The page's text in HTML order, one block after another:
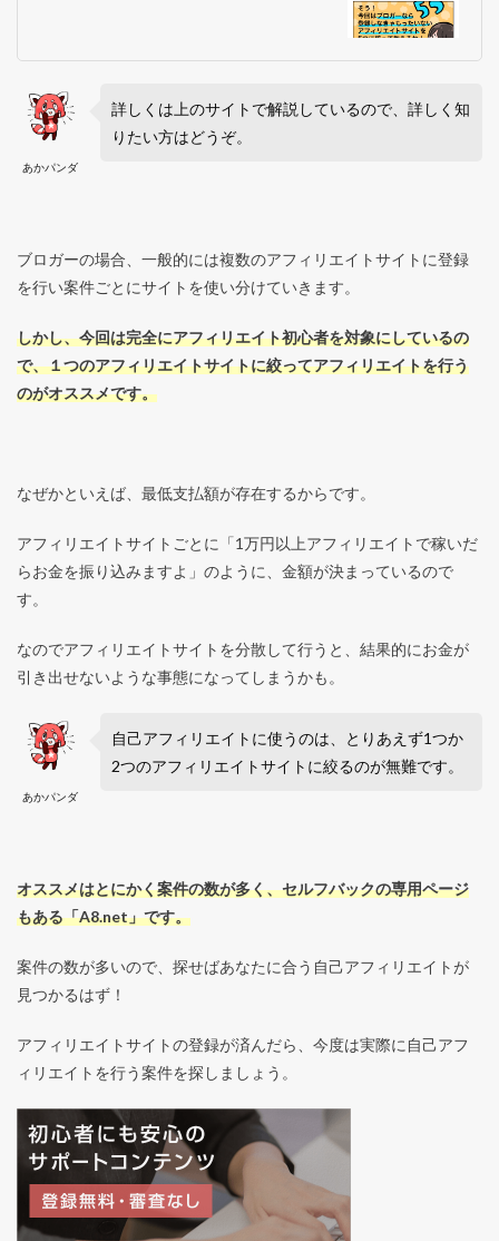
あかパンダ
詳しくは上のサイトで解説しているので、詳しく知
りたい方はどうぞ。
ブロガーの場合、一般的には複数のアフィリエイトサイトに登録
を行い案件ごとにサイトを使い分けていきます。
しかし、今回は完全にアフィリエイト初心者を対象にしているの
で、１つのアフィリエイトサイトに絞ってアフィリエイトを行う
のがオススメです。
なぜかといえば、最低支払額が存在するからです。
アフィリエイトサイトごとに「1万円以上アフィリエイトで稼いだ
らお金を振り込みますよ」のように、金額が決まっているので
す。
なのでアフィリエイトサイトを分散して行うと、結果的にお金が
引き出せないような事態になってしまうかも。
あかパンダ
自己アフィリエイトに使うのは、とりあえず1つか
2つのアフィリエイトサイトに絞るのが無難です。
オススメはとにかく案件の数が多く、セルフバックの専用ページ
もある「A8.net」です。
案件の数が多いので、探せばあなたに合う自己アフィリエイトが
見つかるはず！
アフィリエイトサイトの登録が済んだら、今度は実際に自己アフ
ィリエイトを行う案件を探しましょう。